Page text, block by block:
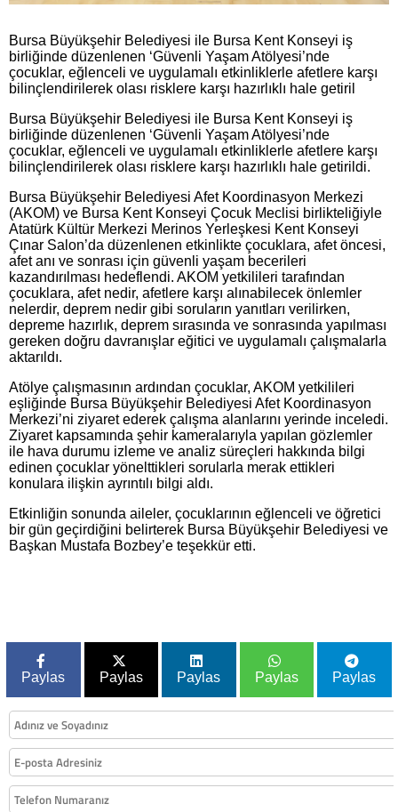
Bursa Büyükşehir Belediyesi ile Bursa Kent Konseyi iş
birliğinde düzenlenen ‘Güvenli Yaşam Atölyesi’nde
çocuklar, eğlenceli ve uygulamalı etkinliklerle afetlere karşı
bilinçlendirilerek olası risklere karşı hazırlıklı hale getiril
Bursa Büyükşehir Belediyesi ile Bursa Kent Konseyi iş
birliğinde düzenlenen ‘Güvenli Yaşam Atölyesi’nde
çocuklar, eğlenceli ve uygulamalı etkinliklerle afetlere karşı
bilinçlendirilerek olası risklere karşı hazırlıklı hale getirildi.
Bursa Büyükşehir Belediyesi Afet Koordinasyon Merkezi
(AKOM) ve Bursa Kent Konseyi Çocuk Meclisi birlikteliğiyle
Atatürk Kültür Merkezi Merinos Yerleşkesi Kent Konseyi
Çınar Salon’da düzenlenen etkinlikte çocuklara, afet öncesi,
afet anı ve sonrası için güvenli yaşam becerileri
kazandırılması hedeflendi. AKOM yetkilileri tarafından
çocuklara, afet nedir, afetlere karşı alınabilecek önlemler
nelerdir, deprem nedir gibi soruların yanıtları verilirken,
depreme hazırlık, deprem sırasında ve sonrasında yapılması
gereken doğru davranışlar eğitici ve uygulamalı çalışmalarla
aktarıldı.
Atölye çalışmasının ardından çocuklar, AKOM yetkilileri
eşliğinde Bursa Büyükşehir Belediyesi Afet Koordinasyon
Merkezi’ni ziyaret ederek çalışma alanlarını yerinde inceledi.
Ziyaret kapsamında şehir kameralarıyla yapılan gözlemler
ile hava durumu izleme ve analiz süreçleri hakkında bilgi
edinen çocuklar yönelttikleri sorularla merak ettikleri
konulara ilişkin ayrıntılı bilgi aldı.
Etkinliğin sonunda aileler, çocuklarının eğlenceli ve öğretici
bir gün geçirdiğini belirterek Bursa Büyükşehir Belediyesi ve
Başkan Mustafa Bozbey’e teşekkür etti.
Paylas Paylas Paylas Paylas Paylas